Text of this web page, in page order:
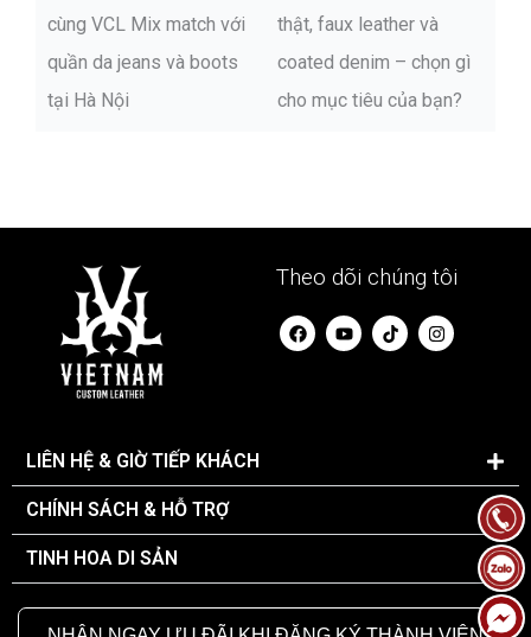
cùng VCL Mix match với
quần da jeans và boots
tại Hà Nội
thật, faux leather và
coated denim – chọn gì
cho mục tiêu của bạn?
Theo dõi chúng tôi
F
a
c
Y
o
u
I
n
s
LIÊN HỆ & GIỜ TIẾP KHÁCH
CHÍNH SÁCH & HỖ TRỢ
TINH HOA DI SẢN